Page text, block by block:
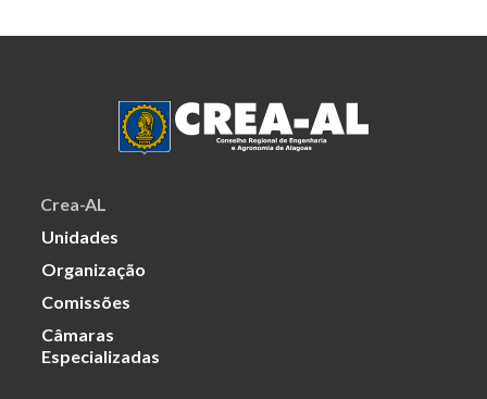
Crea-AL
Unidades
Organização
Comissões
Câmaras
Especializadas